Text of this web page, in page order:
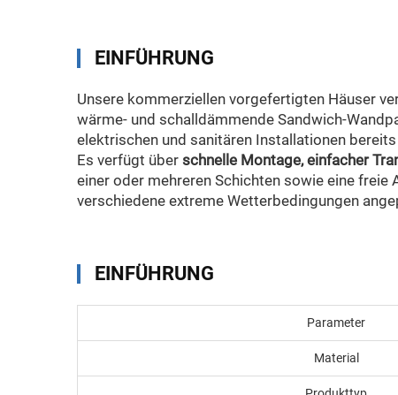
EINFÜHRUNG
Unsere kommerziellen vorgefertigten Häuser
wärme- und schalldämmende Sandwich-
elektrischen und sanitären Installationen
Es verfügt über schnelle Montage, einfacher
einer oder mehreren Schichten sowie eine
verschiedene extreme Wetterbedingungen
EINFÜHRUNG
Parameter
Material